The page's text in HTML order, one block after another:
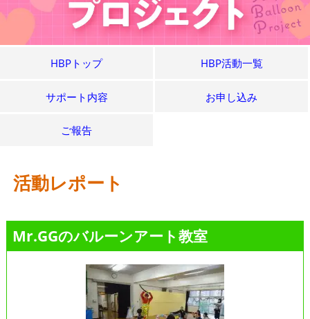
HBPトップ HBP活動一覧
サポート内容 お申し込み
ご報告
活動レポート
Mr.GGのバルーンアート教室